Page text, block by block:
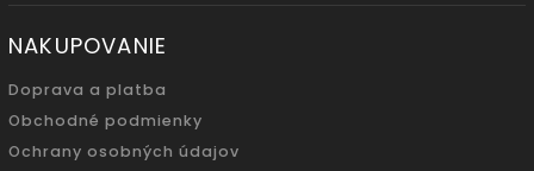
NAKUPOVANIE
Doprava a platba
Obchodné podmienky
Ochrany osobných údajov